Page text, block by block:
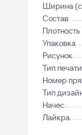
Ширина
Состав
Упаковка
Рисунок
Тип печати
Номер
Тип
Начес
Лайкра